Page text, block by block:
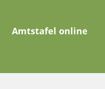
Amtstafel online